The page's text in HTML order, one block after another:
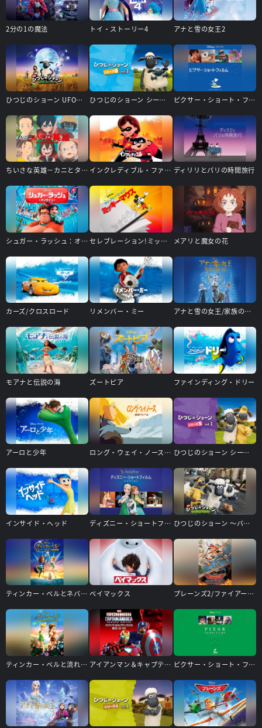
2分の1の魔法 トイ・ストーリー4 アナと雪の女王2
ひつじのショーン UFOフィーバー! ひつじのショーン シーズン6 ピクサー・ショート・フィルム Vol.3
ちいさな英雄－カニとタマゴと透明人間－ インクレディブル・ファミリー ディリリとパリの時間旅行
シュガー・ラッシュ：オンライン セレブレーション!ミッキーマウス メアリと魔女の花
カーズ/クロスロード リメンバー・ミー アナと雪の女王/家族の思い出
モアナと伝説の海 ズートピア ファインディング・ドリー
アーロと少年 ロング・ウェイ・ノース 地球のてっぺん ひつじのショーン シーズン5
インサイド・ヘッド ディズニー・ショートフィルム・コレクション ひつじのショーン ～バック・トゥ・ザ・ホーム～
ティンカー・ベルとネバーランドの海賊船 ベイマックス プレーンズ2/ファイアー＆レスキュー
ティンカー・ベルと流れ星の伝説 アイアンマン＆キャプテン・アメリカ：真のヒーローたち ピクサー・ショート・フィルム Vol.2